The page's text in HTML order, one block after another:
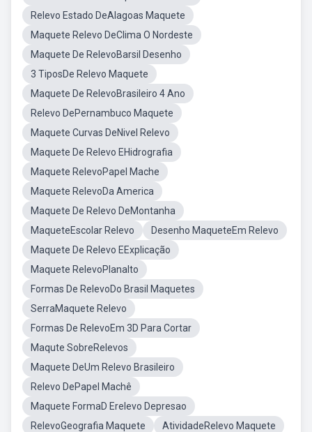
Relevo Estado DeAlagoas Maquete
Maquete Relevo DeClima O Nordeste
Maquete De RelevoBarsil Desenho
3 TiposDe Relevo Maquete
Maquete De RelevoBrasileiro 4 Ano
Relevo DePernambuco Maquete
Maquete Curvas DeNivel Relevo
Maquete De Relevo EHidrografia
Maquete RelevoPapel Mache
Maquete RelevoDa America
Maquete De Relevo DeMontanha
MaqueteEscolar Relevo
Desenho MaqueteEm Relevo
Maquete De Relevo EExplicação
Maquete RelevoPlanalto
Formas De RelevoDo Brasil Maquetes
SerraMaquete Relevo
Formas De RelevoEm 3D Para Cortar
Maqute SobreRelevos
Maquete DeUm Relevo Brasileiro
Relevo DePapel Machê
Maquete FormaD Erelevo Depresao
RelevoGeografia Maquete
AtividadeRelevo Maquete